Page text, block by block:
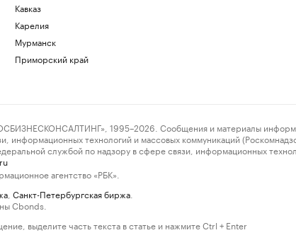
Кавказ
Карелия
Мурманск
Приморский край
1995–2026. Сообщения и материалы
информационных технологий и массовых коммуникаций
службой по надзору в сфере связи, информационных
агентство «РБК».
Санкт-Петербургская биржа
Cbonds.
выделите часть текста в статье и нажмите Ctrl + Enter